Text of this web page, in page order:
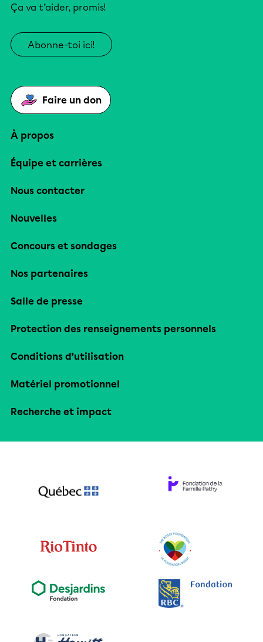
Ça va t’aider, promis!
Abonne-toi ici!
Faire un don
À propos
Équipe et carrières
Nous contacter
Nouvelles
Concours et sondages
Nos partenaires
Salle de presse
Protection des renseignements personnels
Conditions d’utilisation
Matériel promotionnel
Recherche et impact